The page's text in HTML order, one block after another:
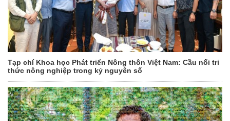
Tạp chí Khoa học Phát triển Nông thôn Việt Nam: Cầu nối tri
thức nông nghiệp trong kỷ nguyên số